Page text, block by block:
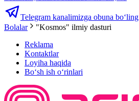
Telegram kanalimizga obuna bo‘ling
Bolalar
"Kosmos" ilmiy dasturi
Reklama
Kontaktlar
Loyiha haqida
Bo‘sh ish o‘rinlari